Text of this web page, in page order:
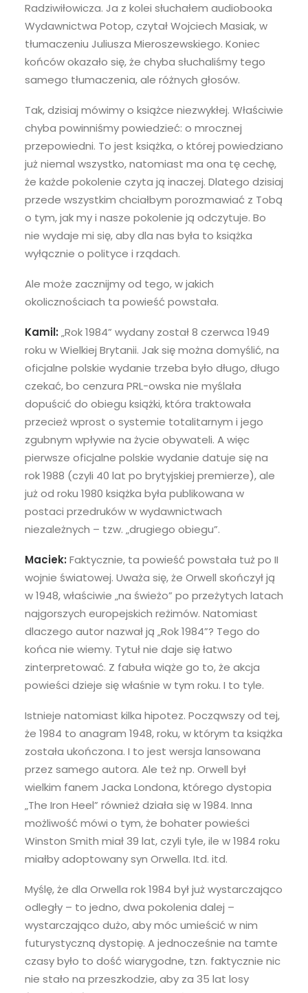
Radziwiłowicza. Ja z kolei słuchałem audiobooka
Wydawnictwa Potop, czytał Wojciech Masiak, w
tłumaczeniu Juliusza Mieroszewskiego. Koniec
końców okazało się, że chyba słuchaliśmy tego
samego tłumaczenia, ale różnych głosów.
Tak, dzisiaj mówimy o książce niezwykłej. Właściwie
chyba powinniśmy powiedzieć: o mrocznej
przepowiedni. To jest książka, o której powiedziano
już niemal wszystko, natomiast ma ona tę cechę,
że każde pokolenie czyta ją inaczej. Dlatego dzisiaj
przede wszystkim chciałbym porozmawiać z Tobą
o tym, jak my i nasze pokolenie ją odczytuje. Bo
nie wydaje mi się, aby dla nas była to książka
wyłącznie o polityce i rządach.
Ale może zacznijmy od tego, w jakich
okolicznościach ta powieść powstała.
Kamil: „Rok 1984” wydany został 8 czerwca 1949
roku w Wielkiej Brytanii. Jak się można domyślić, na
oficjalne polskie wydanie trzeba było długo, długo
czekać, bo cenzura PRL-owska nie myślała
dopuścić do obiegu książki, która traktowała
przecież wprost o systemie totalitarnym i jego
zgubnym wpływie na życie obywateli. A więc
pierwsze oficjalne polskie wydanie datuje się na
rok 1988 (czyli 40 lat po brytyjskiej premierze), ale
już od roku 1980 książka była publikowana w
postaci przedruków w wydawnictwach
niezależnych – tzw. „drugiego obiegu”.
Maciek: Faktycznie, ta powieść powstała tuż po II
wojnie światowej. Uważa się, że Orwell skończył ją
w 1948, właściwie „na świeżo” po przeżytych latach
najgorszych europejskich reżimów. Natomiast
dlaczego autor nazwał ją „Rok 1984”? Tego do
końca nie wiemy. Tytuł nie daje się łatwo
zinterpretować. Z fabuła wiąże go to, że akcja
powieści dzieje się właśnie w tym roku. I to tyle.
Istnieje natomiast kilka hipotez. Począwszy od tej,
że 1984 to anagram 1948, roku, w którym ta książka
została ukończona. I to jest wersja lansowana
przez samego autora. Ale też np. Orwell był
wielkim fanem Jacka Londona, którego dystopia
„The Iron Heel” również działa się w 1984. Inna
możliwość mówi o tym, że bohater powieści
Winston Smith miał 39 lat, czyli tyle, ile w 1984 roku
miałby adoptowany syn Orwella. Itd. itd.
Myślę, że dla Orwella rok 1984 był już wystarczająco
odległy – to jedno, dwa pokolenia dalej –
wystarczająco dużo, aby móc umieścić w nim
futurystyczną dystopię. A jednocześnie na tamte
czasy było to dość wiarygodne, tzn. faktycznie nic
nie stało na przeszkodzie, aby za 35 lat losy